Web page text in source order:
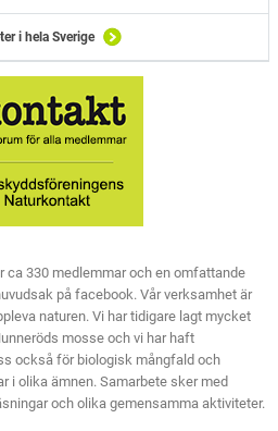
i hela Sverige
ca 330 medlemmar och en omfattande
på facebook. Vår verksamhet är
naturen. Vi har tidigare lagt mycket
mosse och vi har haft
också för biologisk mångfald och
i olika ämnen. Samarbete sker med
och olika gemensamma aktiviteter.